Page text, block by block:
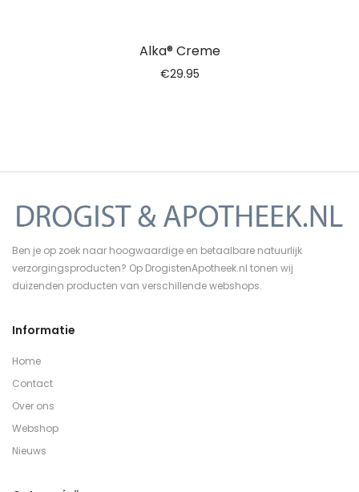
Alka® Creme
€29.95
Ben je op zoek naar hoogwaardige en betaalbare natuurlijk
verzorgingsproducten? Op DrogistenApotheek.nl tonen wij
duizenden producten van verschillende webshops.
Informatie
Home
Contact
Over ons
Webshop
Nieuws